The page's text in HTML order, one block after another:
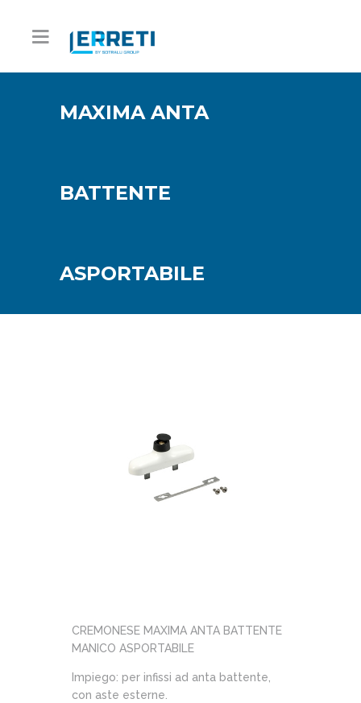
MAXIMA ANTA
BATTENTE
ASPORTABILE
CREMONESE MAXIMA ANTA BATTENTE
MANICO ASPORTABILE
Impiego: per infissi ad anta battente,
con aste esterne.